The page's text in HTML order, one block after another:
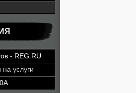
- REG.RU
услуги